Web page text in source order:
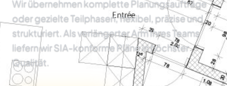
Wir übernehmen komplette Planungsaufträge
oder gezielte Teilphasen, flexibel, präzise und
strukturiert. Als verlängerter Arm Ihres Teams
liefern wir SIA-konforme Pläne in höchster
Qualität.